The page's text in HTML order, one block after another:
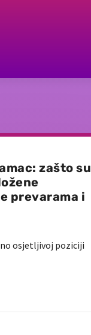
zašto su
prevarama i
osjetljivoj poziciji